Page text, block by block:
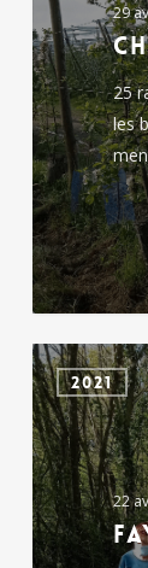
29
25
les
Faye
l’Abbesse
2021
22